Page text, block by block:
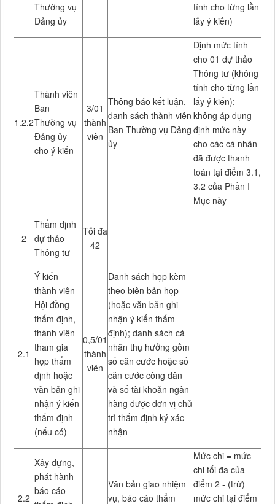
Thường vụ
Đảng ủy
tính cho từng lần
lấy ý kiến)
1.2.2
Thành viên
Ban
Thường vụ
Đảng ủy
cho ý kiến
3/01
thành
viên
Thông báo kết luận,
danh sách thành viên
Ban Thường vụ Đảng
ủy
Định mức tính
cho 01 dự thảo
Thông tư (không
tính cho từng lần
lấy ý kiến);
không áp dụng
định mức này
cho các cá nhân
đã được thanh
toán tại điểm 3.1,
3.2 của Phần I
Mục này
2
Thẩm định
dự thảo
Thông tư
Tối đa
42
2.1
Ý kiến
thành viên
Hội đồng
thẩm định,
thành viên
tham gia
họp thẩm
định hoặc
văn bản ghi
nhận ý kiến
thẩm định
(nếu có)
0,5/01
thành
viên
Danh sách họp kèm
theo biên bản họp
(hoặc văn bản ghi
nhận ý kiến thẩm
định); danh sách cá
nhân thụ hưởng gồm
số căn cước hoặc số
căn cước công dân
và số tài khoản ngân
hàng được đơn vị chủ
trì thẩm định ký xác
nhận
2.2
Xây dựng,
phát hành
báo cáo
Văn bản giao nhiệm
vụ, báo cáo thẩm
Mức chi = mức
chi tối đa của
điểm 2 - (trừ)
mức chi tại điểm